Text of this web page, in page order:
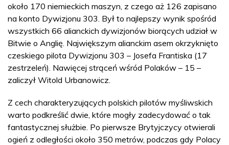
około 170 niemieckich maszyn, z czego aż 126 zapisano
na konto Dywizjonu 303. Był to najlepszy wynik spośród
wszystkich 66 alianckich dywizjonów biorących udział w
Bitwie o Anglię. Największym alianckim asem okrzyknięto
czeskiego pilota Dywizjonu 303 – Josefa Frantiska (17
zestrzeleń). Nawięcej strąceń wśród Polaków – 15 –
zaliczył Witold Urbanowicz.
Z cech charakteryzujących polskich pilotów myśliwskich
warto podkreślić dwie, które mogły zadecydować o tak
fantastycznej służbie. Po pierwsze Brytyjczycy otwierali
ogień z odległości około 350 metrów, podczas gdy Polacy